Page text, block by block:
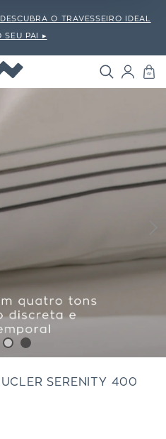
DESCUBRA O TRAVESSEIRO IDEAL
SEU PAI ▸
SERENITY 400